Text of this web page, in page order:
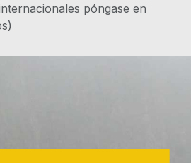
póngase en